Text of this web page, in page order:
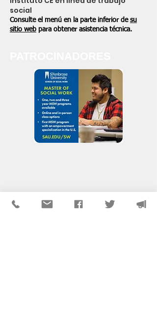
social
Consulte el menú en la parte inferior de su
sitio web para obtener asistencia técnica.